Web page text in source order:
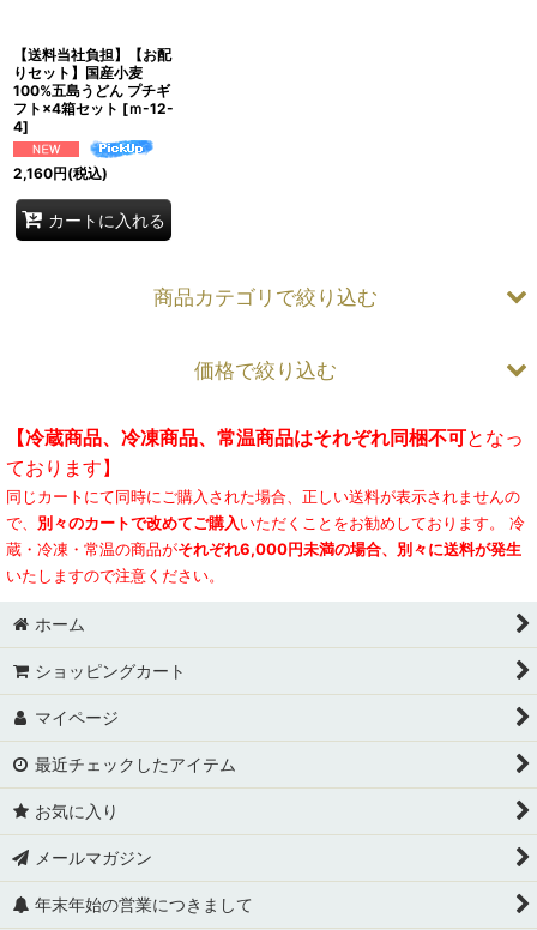
【送料当社負担】【お配
りセット】国産小麦
100%五島うどん プチギ
フト×4箱セット [ｍ-12-
4]
2,160円(税込)
カートに入れる
商品カテゴリで絞り込む
五島の海塩
焼きあごスープ・つゆ
虎屋スイーツ・パン
五島の特産品・椿木工
価格で絞り込む
お試し五島うどんセット
送料無料セット
贈り物・ギフト
まとめ買い・ご家庭用
島素材パン
人気ランキング
おすすめ夏ギフト
【冷蔵商品、冷凍商品、常温商品はそれぞれ同梱不可となっ
ております】
同じカートにて同時にご購入された場合、正しい送料が表示されませんの
で、 別々のカートで改めてご購入いただくことをお勧めしております。 冷
蔵・冷凍・常温の商品がそれぞれ6,000円未満の場合、別々に送料が発生
いたしますので注意ください。
ホーム
ショッピングカート
マイページ
最近チェックしたアイテム
お気に入り
メールマガジン
年末年始の営業につきまして